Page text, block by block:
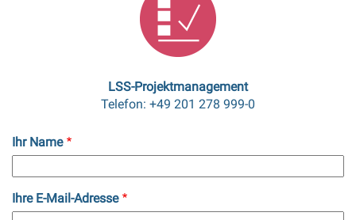
LSS-Projektmanagement
Telefon: +49 201 278 999-0
Ihr Name
Ihre E-Mail-Adresse